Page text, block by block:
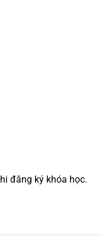
đăng ký khóa học.